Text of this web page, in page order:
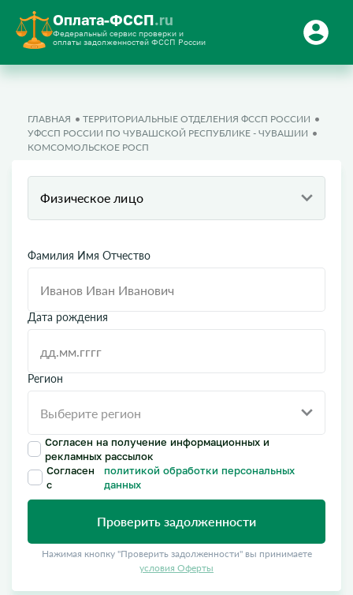
Оплата-ФССП.ru
Федеральный сервис проверки и
оплаты задолженностей ФССП России
ГЛАВНАЯ
ТЕРРИТОРИАЛЬНЫЕ ОТДЕЛЕНИЯ ФССП РОССИИ
УФССП РОССИИ ПО ЧУВАШСКОЙ РЕСПУБЛИКЕ - ЧУВАШИИ
КОМСОМОЛЬСКОЕ РОСП
Физическое лицо
Фамилия Имя Отчество
Дата рождения
Регион
Согласен на получение информационных и
рекламных рассылок
Согласен
с
политикой обработки персональных
данных
Проверить задолженности
Нажимая кнопку "Проверить задолженности" вы принимаете
условия Оферты